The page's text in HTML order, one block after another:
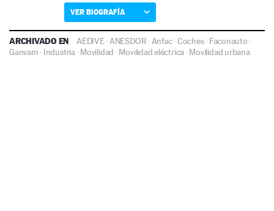
VER BIOGRAFÍA
ARCHIVADO EN AEDIVE · ANESDOR · Anfac·Coches· Faconauto ·
Ganvam · Industria·Movilidad ·Movilidad eléctrica ·Movilidad urbana